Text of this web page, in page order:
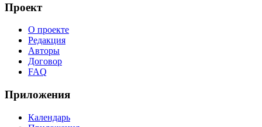
Проект
О проекте
Редакция
Авторы
Договор
FAQ
Приложения
Календарь